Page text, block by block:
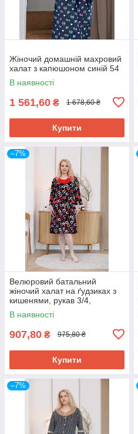
Жіночий домашній махровий
халат з капюшоном синій 54
В наявності
1 561,60 ₴ 1 678,60 ₴
Купити
–7%
Велюровий батальний
жіночий халат на ґудзиках з
кишенями, рукав 3/4,
візерунок - кольорові ромби
56
В наявності
907,80 ₴ 975,80 ₴
Купити
–7%